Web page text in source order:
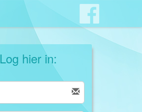
Log hier in: